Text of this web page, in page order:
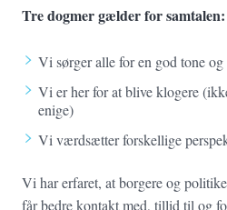
Tre dogmer gælder for samtalen:
Vi sørger alle for en god tone
Vi er her for at blive klogere
enige)
Vi værdsætter forskellige
Vi har erfaret, at borgere og
får bedre kontakt med, tillid til og